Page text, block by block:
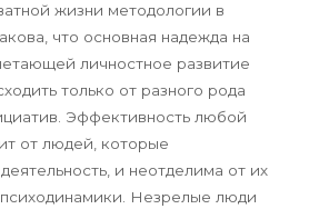
жизни методологии в
что основная надежда на
личностное развитие
только от разного рода
Эффективность любой
от людей, которые
и неотделима от их
Незрелые люди